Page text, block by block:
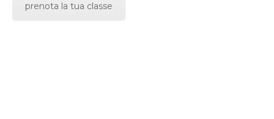
prenota la tua classe